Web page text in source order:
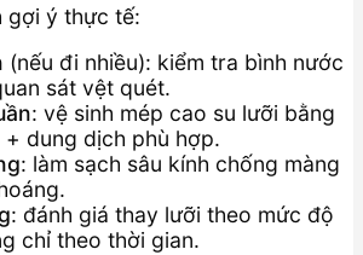
gợi ý thực tế:
(nếu đi nhiều): kiểm tra bình nước
sát vệt quét.
: vệ sinh mép cao su lưỡi bằng
+ dung dịch phù hợp.
: làm sạch sâu kính chống màng
: đánh giá thay lưỡi theo mức độ
chỉ theo thời gian.